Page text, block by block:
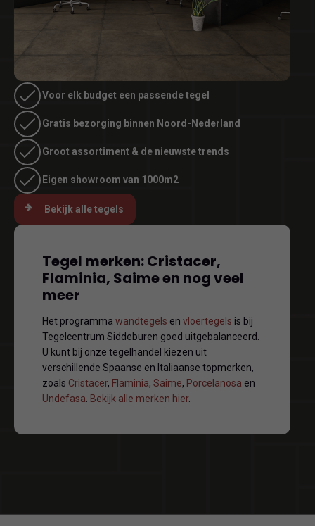
Voor elk budget een passende tegel
Gratis bezorging binnen Noord-Nederland
Groot assortiment & de nieuwste trends
Eigen showroom van 1000m2
Bekijk alle tegels
Tegel merken: Cristacer,
Flaminia, Saime en nog veel
meer
Het programma wandtegels en vloertegels is bij
Tegelcentrum Siddeburen goed uitgebalanceerd.
U kunt bij onze tegelhandel kiezen uit
verschillende Spaanse en Italiaanse topmerken,
zoals Cristacer, Flaminia, Saime, Porcelanosa en
Undefasa Bekijk alle merken hier.